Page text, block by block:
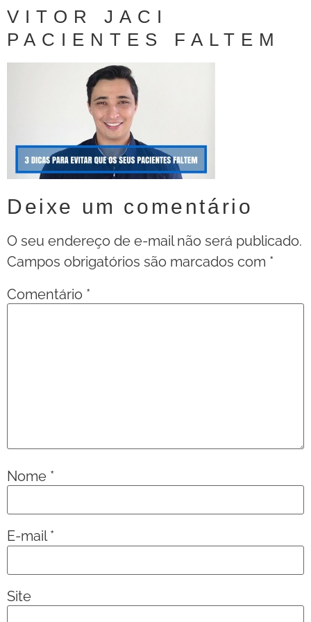
VITOR JACI
PACIENTES FALTEM
Deixe um comentário
O seu endereço de e-mail não será publicado.
Campos obrigatórios são marcados com *
Comentário *
Nome *
E-mail*
Site